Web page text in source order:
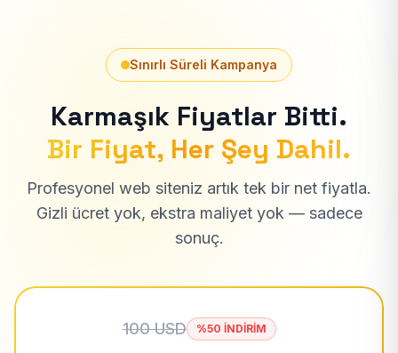
Sınırlı Süreli Kampanya
Karmaşık Fiyatlar Bitti.
Bir Fiyat, Her Şey Dahil.
Profesyonel web siteniz artık tek bir net fiyatla.
Gizli ücret yok, ekstra maliyet yok — sadece
sonuç.
100 USD %50 İNDİRİM